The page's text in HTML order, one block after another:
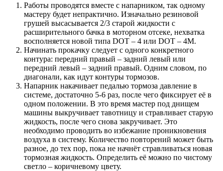
Работы проводятся вместе с напарником, так одному
мастеру будет непрактично. Изначально резиновой
грушей высасывается 2/3 старой жидкости с
расширительного бачка в моторном отсеке, нехватка
восполняется новой типа DOT – 4 или DOT – 4M.
Начинать прокачку следует с одного конкретного
контура: передний правый – задний левый или
передний левый – задний правый. Одним словом, по
диагонали, как идут контуры тормозов.
Напарник накачивает педалью тормоза давление в
системе, достаточно 5-6 раз, после чего фиксирует её в
одном положении. В это время мастер под днищем
машины выкручивает тавотницу и стравливает старую
жидкость, после чего снова закручивает. Это
необходимо проводить во избежание проникновения
воздуха в систему. Количество повторений может быть
разное, до тех пор, пока не начнёт стравливаться новая
тормозная жидкость. Определить её можно по чистому
светло – коричневому цвету.